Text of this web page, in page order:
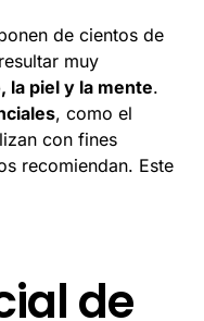
de cientos de
muy
la piel y la mente.
, como el
con fines
recomiendan. Este
de